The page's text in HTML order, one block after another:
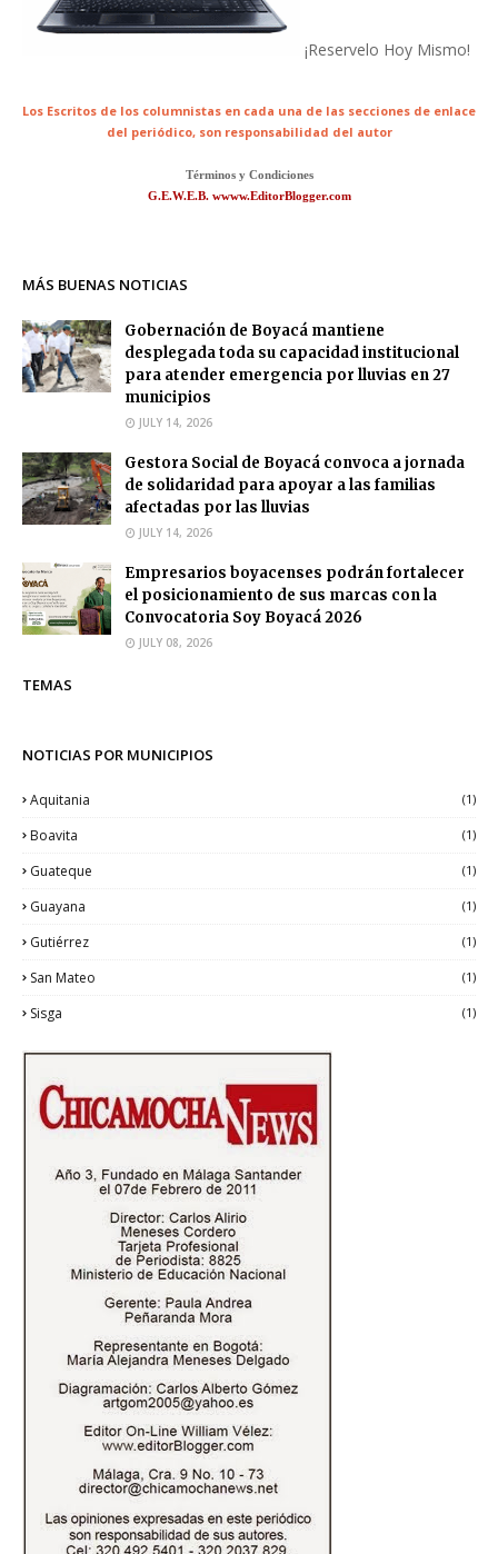
¡Reservelo Hoy Mismo!
Los Escritos de los columnistas en cada una de las secciones de enlace
del periódico, son responsabilidad del autor
Términos y Condiciones
G.E.W.E.B. wwww.EditorBlogger.com
MÁS BUENAS NOTICIAS
Gobernación de Boyacá mantiene
desplegada toda su capacidad institucional
para atender emergencia por lluvias en 27
municipios
JULY 14, 2026
Gestora Social de Boyacá convoca a jornada
de solidaridad para apoyar a las familias
afectadas por las lluvias
JULY 14, 2026
Empresarios boyacenses podrán fortalecer
el posicionamiento de sus marcas con la
Convocatoria Soy Boyacá 2026
JULY 08, 2026
TEMAS
NOTICIAS POR MUNICIPIOS
Aquitania (1)
Boavita (1)
Guateque (1)
Guayana (1)
Gutiérrez (1)
San Mateo (1)
Sisga (1)